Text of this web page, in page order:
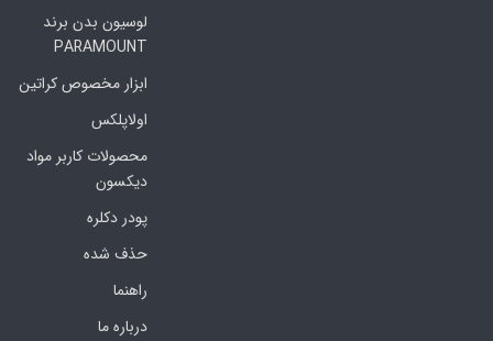
لوسیون بدن برند
PARAMOUNT
ابزار مخصوص کراتین
اولاپلکس
محصولات کاربر مواد
دیکسون
پودر دکلره
حذف شده
راهنما
درباره ما